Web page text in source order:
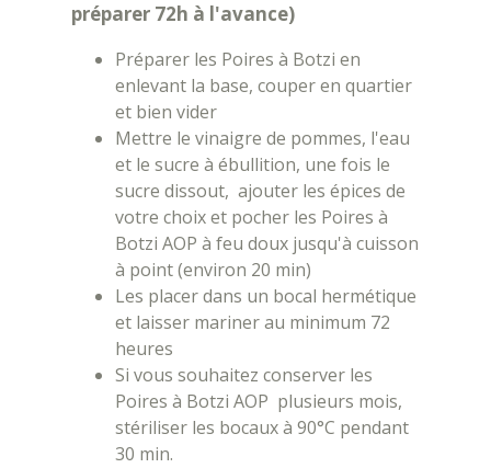
préparer 72h à l'avance)
Préparer les Poires à Botzi en
enlevant la base, couper en quartier
et bien vider
Mettre le vinaigre de pommes, l'eau
et le sucre à ébullition, une fois le
sucre dissout, ajouter les épices de
votre choix et pocher les Poires à
Botzi AOP à feu doux jusqu'à cuisson
à point (environ 20 min)
Les placer dans un bocal hermétique
et laisser mariner au minimum 72
heures
Si vous souhaitez conserver les
Poires à Botzi AOP plusieurs mois,
stériliser les bocaux à 90°C pendant
30 min.